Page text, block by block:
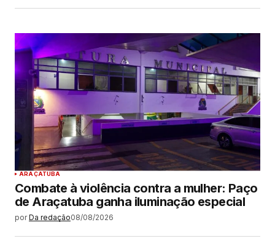
ARAÇATUBA
Combate à violência contra a mulher: Paço
de Araçatuba ganha iluminação especial
por Da redação08/08/2026